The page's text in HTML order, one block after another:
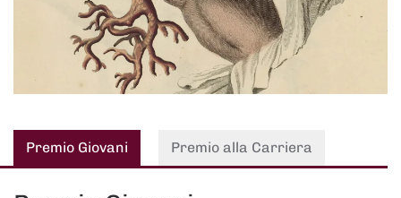
Premio Giovani Premio alla Carriera